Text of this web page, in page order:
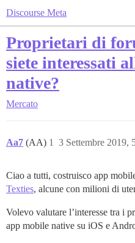
Discourse Meta
Proprietari di
siete interessati
native?
Mercato
Aa7 (AA) 3 Settembre 2019,
1
Ciao a tutti, costruisco app
Texties, alcune con milioni di
Volevo valutare l’interesse tra i
app mobile native su iOS e